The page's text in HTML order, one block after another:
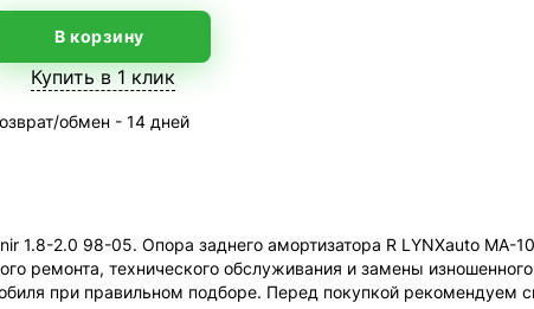
В корзину
Купить в 1 клик
обмен - 14 дней
1.8-2.0 98-05. Опора заднего амортизатора R LYNXauto MA-
ремонта, технического обслуживания и замены
при правильном подборе. Перед покупкой рекомендуем